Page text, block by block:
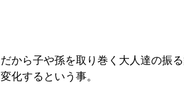
だから子や孫を取り巻く大人達の振
変化するという事。